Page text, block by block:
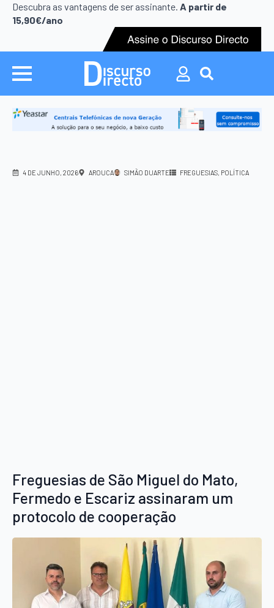
Descubra as vantagens de ser assinante. A partir de
15,90€/ano
Search
for:
Search
4 DE JUNHO, 2026 AROUCA SIMÃO DUARTE FREGUESIAS POLÍTICA
Freguesias de São Miguel do Mato,
Fermedo e Escariz assinaram um
protocolo de cooperação